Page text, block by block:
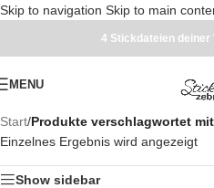
Skip to navigation Skip to main
4 Stickdateien deiner
MENU
Start/Produkte verschlagwortet
Einzelnes Ergebnis wird angezeigt
Show sidebar